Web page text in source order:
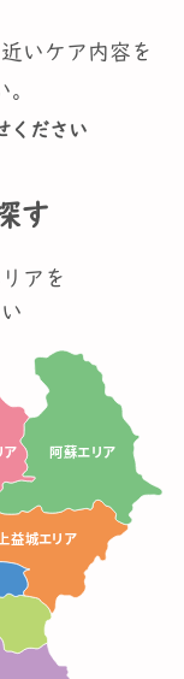
いケア内容を
ください
す
アを
上益城エリア
阿蘇エリア
ア